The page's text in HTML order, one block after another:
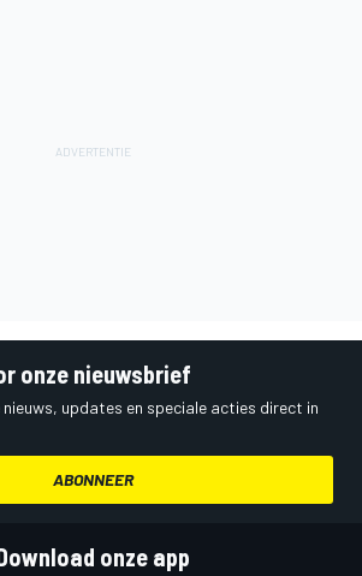
onze nieuwsbrief
updates en speciale acties direct in
ABONNEER
onze app